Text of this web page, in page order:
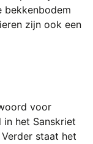
bekkenbodem
zijn ook een
voor
het Sanskriet
staat het